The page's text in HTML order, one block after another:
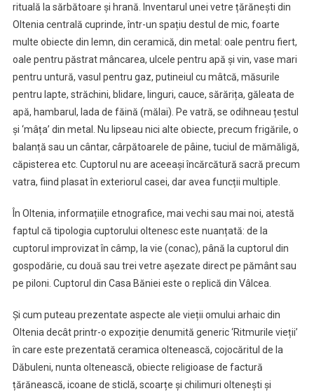
rituală la sărbătoare și hrană. Inventarul unei vetre țărănești din
Oltenia centrală cuprinde, într-un spațiu destul de mic, foarte
multe obiecte din lemn, din ceramică, din metal: oale pentru fiert,
oale pentru păstrat mâncarea, ulcele pentru apă și vin, vase mari
pentru untură, vasul pentru gaz, putineiul cu mâtcă, măsurile
pentru lapte, străchini, blidare, linguri, cauce, sărărița, găleata de
apă, hambarul, lada de făină (mălai). Pe vatră, se odihneau țestul
și ‘mâța’ din metal. Nu lipseau nici alte obiecte, precum frigările, o
balanță sau un cântar, cârpătoarele de pâine, tuciul de mămăligă,
căpisterea etc. Cuptorul nu are aceeași încărcătură sacră precum
vatra, fiind plasat în exteriorul casei, dar avea funcții multiple.
În Oltenia, informațiile etnografice, mai vechi sau mai noi, atestă
faptul că tipologia cuptorului oltenesc este nuanțată: de la
cuptorul improvizat în câmp, la vie (conac), până la cuptorul din
gospodărie, cu două sau trei vetre așezate direct pe pământ sau
pe piloni. Cuptorul din Casa Băniei este o replică din Vâlcea.
Și cum puteau prezentate aspecte ale vieții omului arhaic din
Oltenia decât printr-o expoziție denumită generic ‘Ritmurile vieții’
în care este prezentată ceramica oltenească, cojocăritul de la
Dăbuleni, nunta oltenească, obiecte religioase de factură
țărănească, icoane de sticlă, scoarțe și chilimuri oltenești și